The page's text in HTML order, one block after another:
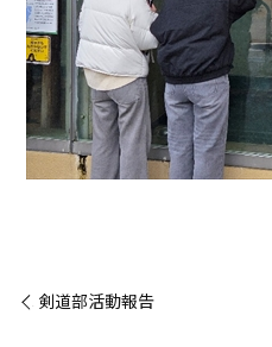
« 剣道部活動報告